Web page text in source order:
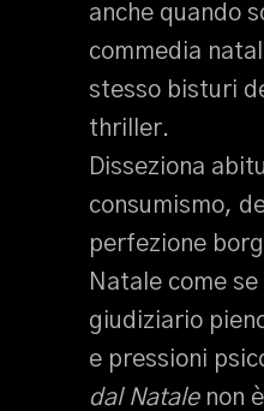
anche quando
commedia
stesso bisturi
thriller.
Disseziona
consumismo,
perfezione
Natale come
giudiziario
e pressioni
dal Natalenon